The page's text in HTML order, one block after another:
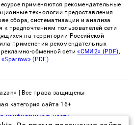
применяются рекомендательные
технологии предоставления
сбора, систематизации и анализа
к предпочтениям пользователей сети
на территории Российской
применения рекомендательных
рекламно-обменной сети«СМИ2» (PDF),
«Sparrow» (PDF)
| Все права защищены
категория сайта 16+
конфиденциальности